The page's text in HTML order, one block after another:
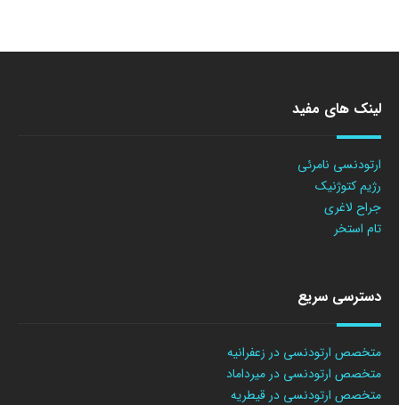
لینک های مفید
ارتودنسی نامرئی
رژیم کتوژنیک
جراح لاغری
تام استخر
دسترسی سریع
متخصص ارتودنسی در زعفرانیه
متخصص ارتودنسی در میرداماد
متخصص ارتودنسی در قیطریه